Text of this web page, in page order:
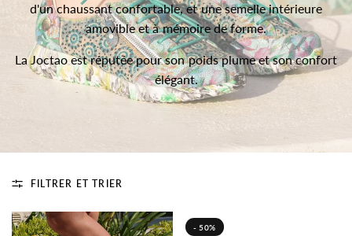
d'un chaussant confortable, et une semelle intérieure
amovible et à mémoire de forme.
La Joctao est réputée pour son poids plume et son confort
élégant.
FILTRER ET TRIER
- 50%